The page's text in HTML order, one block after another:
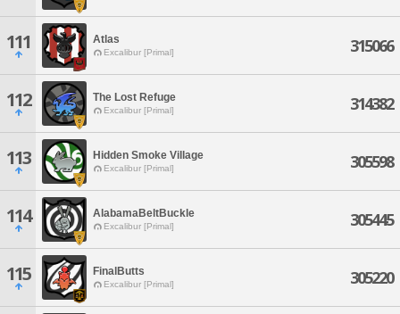
111 Atlas
Excalibur [Primal] 315066
112 The Lost Refuge
Excalibur [Primal] 314382
113 Hidden Smoke Village
Excalibur [Primal] 305598
114 AlabamaBeltBuckle
Excalibur [Primal] 305445
115 FinalButts
Excalibur [Primal] 305220